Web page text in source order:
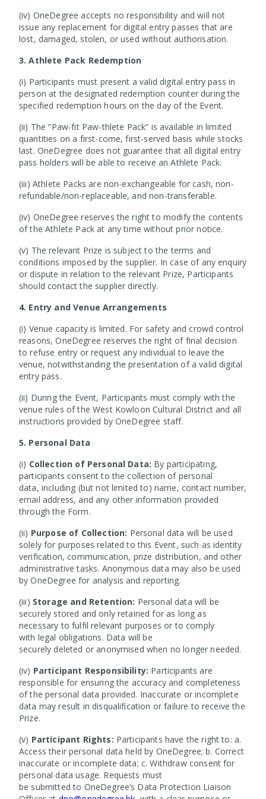
(iv) OneDegree accepts no responsibility and will not
issue any replacement for digital entry passes that are
lost, damaged, stolen, or used without authorisation.
3. Athlete Pack Redemption
(i) Participants must present a valid digital entry pass in
person at the designated redemption counter during the
specified redemption hours on the day of the Event.
(ii) The “Paw-fit Paw-thlete Pack” is available in limited
quantities on a first-come, first-served basis while stocks
last. OneDegree does not guarantee that all digital entry
pass holders will be able to receive an Athlete Pack.
(iii) Athlete Packs are non-exchangeable for cash, non-
refundable/non-replaceable, and non-transferable.
(iv) OneDegree reserves the right to modify the contents
of the Athlete Pack at any time without prior notice.
(v) The relevant Prize is subject to the terms and
conditions imposed by the supplier. In case of any enquiry
or dispute in relation to the relevant Prize, Participants
should contact the supplier directly.
4. Entry and Venue Arrangements
(i) Venue capacity is limited. For safety and crowd control
reasons, OneDegree reserves the right of final decision
to refuse entry or request any individual to leave the
venue, notwithstanding the presentation of a valid digital
entry pass.
(ii) During the Event, Participants must comply with the
venue rules of the West Kowloon Cultural District and all
instructions provided by OneDegree staff.
5. Personal Data
(i) Collection of Personal Data: By participating,
participants consent to the collection of personal
data, including (but not limited to) name, contact number,
email address, and any other information provided
through the Form.
(ii) Purpose of Collection: Personal data will be used
solely for purposes related to this Event, such as identity
verification, communication, prize distribution, and other
administrative tasks. Anonymous data may also be used
by OneDegree for analysis and reporting.
(iii) Storage and Retention: Personal data will be
securely stored and only retained for as long as
necessary to fulfil relevant purposes or to comply
with legal obligations. Data will be
securely deleted or anonymised when no longer needed.
(iv) Participant Responsibility: Participants are
responsible for ensuring the accuracy and completeness
of the personal data provided. Inaccurate or incomplete
data may result in disqualification or failure to receive the
Prize.
(v) Participant Rights: Participants have the right to: a.
Access their personal data held by OneDegree; b. Correct
inaccurate or incomplete data; c. Withdraw consent for
personal data usage. Requests must
be submitted to OneDegree’s Data Protection Liaison